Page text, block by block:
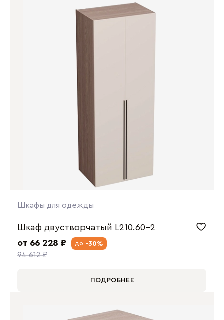
Шкафы для одежды
Шкаф двустворчатый L210.60-2
от 66 228 ₽
94 612 ₽
до -30%
ПОДРОБНЕЕ